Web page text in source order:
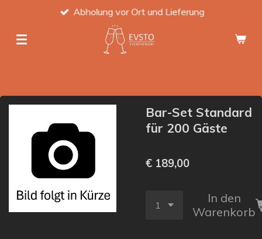
springen
Abholung vor Ort und Lieferung
Bar-Set Standard
für 200 Gäste
€ 189,00
In den
Warenkorb